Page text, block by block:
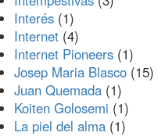
Interés (1)
Internet (4)
Internet Pioneers (1)
Josep Maria Blasco (15)
Juan Quemada (1)
Koiten Golosemi (1)
La piel del alma (1)